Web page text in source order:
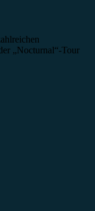
„Nocturnal“-Tour